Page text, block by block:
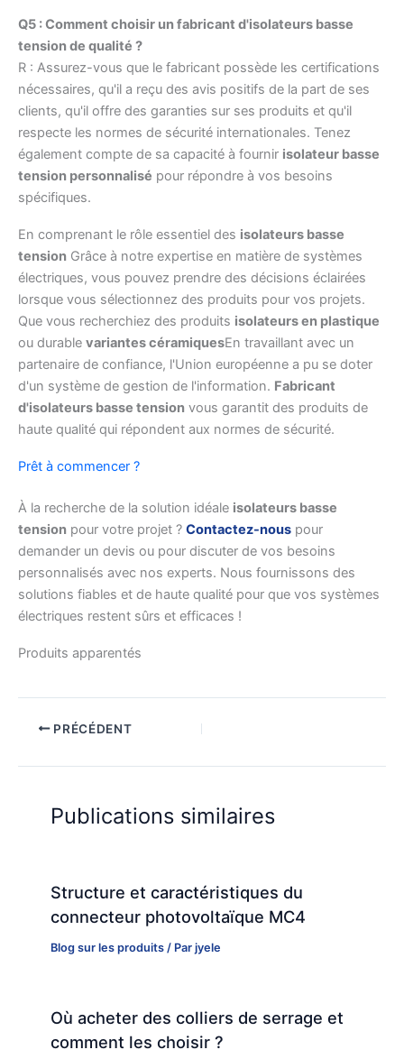
Q5 : Comment choisir un fabricant d'isolateurs basse
tension de qualité ?
R : Assurez-vous que le fabricant possède les certifications
nécessaires, qu'il a reçu des avis positifs de la part de ses
clients, qu'il offre des garanties sur ses produits et qu'il
respecte les normes de sécurité internationales. Tenez
également compte de sa capacité à fournir isolateur basse
tension personnalisé pour répondre à vos besoins
spécifiques.
En comprenant le rôle essentiel des isolateurs basse
tension Grâce à notre expertise en matière de systèmes
électriques, vous pouvez prendre des décisions éclairées
lorsque vous sélectionnez des produits pour vos projets.
Que vous recherchiez des produits isolateurs en plastique
ou durable variantes céramiquesEn travaillant avec un
partenaire de confiance, l'Union européenne a pu se doter
d'un système de gestion de l'information. Fabricant
d'isolateurs basse tension vous garantit des produits de
haute qualité qui répondent aux normes de sécurité.
Prêt à commencer ?
À la recherche de la solution idéale isolateurs basse
tension pour votre projet ? Contactez-nous pour
demander un devis ou pour discuter de vos besoins
personnalisés avec nos experts. Nous fournissons des
solutions fiables et de haute qualité pour que vos systèmes
électriques restent sûrs et efficaces !
Produits apparentés
PRÉCÉDENT
Publications similaires
Structure et caractéristiques du
connecteur photovoltaïque MC4
Blog sur les produits / Parjyele
Où acheter des colliers de serrage et
comment les choisir ?